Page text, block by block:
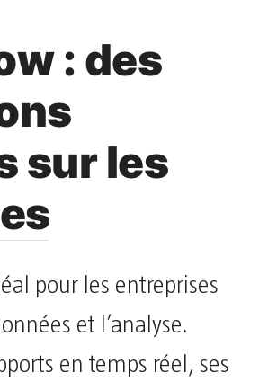
: des
sur les
pour les entreprises
et l’analyse.
en temps réel, ses